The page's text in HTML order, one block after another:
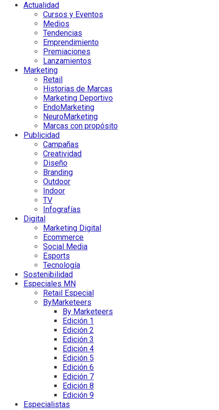
Actualidad
Cursos y Eventos
Medios
Tendencias
Emprendimiento
Premiaciones
Lanzamientos
Marketing
Retail
Historias de Marcas
Marketing Deportivo
EndoMarketing
NeuroMarketing
Marcas con propósito
Publicidad
Campañas
Creatividad
Diseño
Branding
Outdoor
Indoor
TV
Infografías
Digital
Marketing Digital
Ecommerce
Social Media
Esports
Tecnología
Sostenibilidad
Especiales MN
Retail Especial
ByMarketeers
By Marketeers
Edición 1
Edición 2
Edición 3
Edición 4
Edición 5
Edición 6
Edición 7
Edición 8
Edición 9
Especialistas